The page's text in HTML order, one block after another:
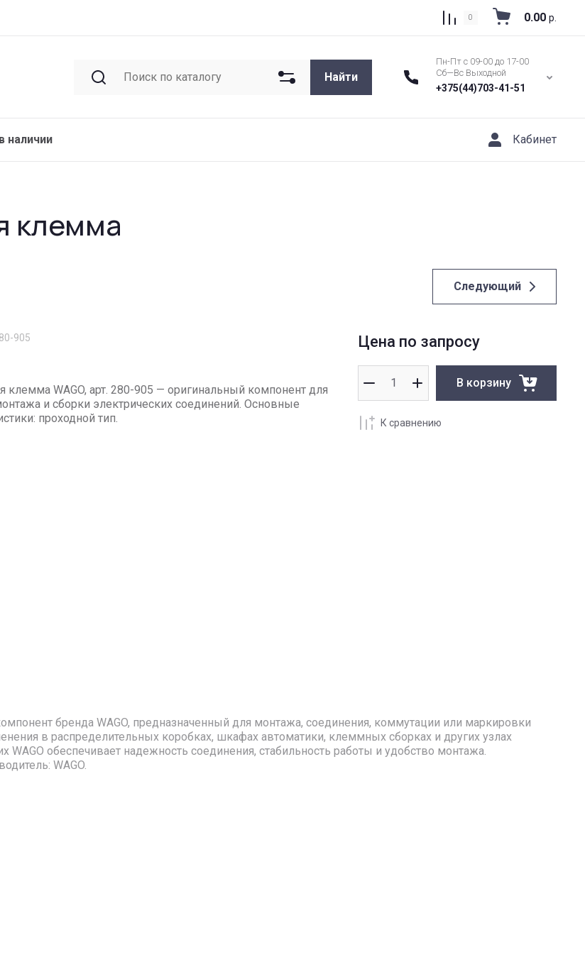
0 0.00 р.
Найти
Пн-Пт с 09-00 до 17-00
Сб—Вс Выходной
+375(44)703-41-51
наличии Кабинет
клемма
Следующий
905
клемма WAGO, арт. 280-905 — оригинальный компонент для
и сборки электрических соединений. Основные
проходной тип.
Цена по запросу
В корзину
К сравнению
бренда WAGO, предназначенный для монтажа, соединения, коммутации или маркировки
в распределительных коробках, шкафах автоматики, клеммных сборках и других узлах
обеспечивает надежность соединения, стабильность работы и удобство монтажа.
WAGO.